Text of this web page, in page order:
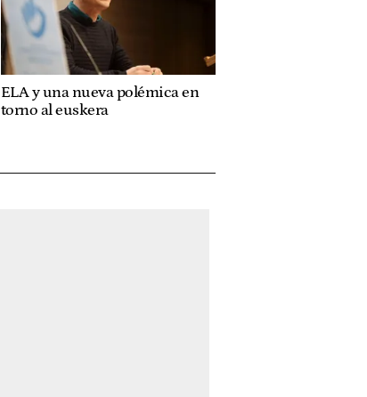
ELA y una nueva polémica en
torno al euskera